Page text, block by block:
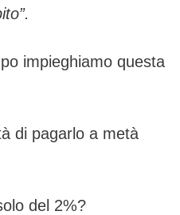
impieghiamo questa
di pagarlo a metà
del 2%?